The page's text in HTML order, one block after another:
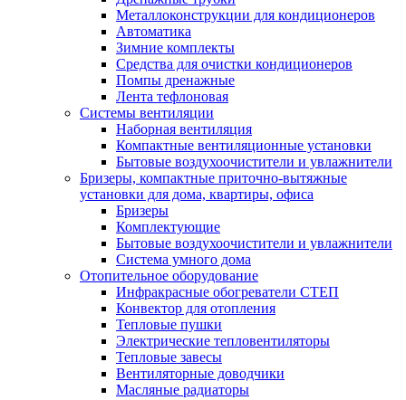
Металлоконструкции для кондиционеров
Автоматика
Зимние комплекты
Средства для очистки кондиционеров
Помпы дренажные
Лента тефлоновая
Системы вентиляции
Наборная вентиляция
Компактные вентиляционные установки
Бытовые воздухоочистители и увлажнители
Бризеры, компактные приточно-вытяжные
установки для дома, квартиры, офиса
Бризеры
Комплектующие
Бытовые воздухоочистители и увлажнители
Система умного дома
Отопительное оборудование
Инфракрасные обогреватели СТЕП
Конвектор для отопления
Тепловые пушки
Электрические тепловентиляторы
Тепловые завесы
Вентиляторные доводчики
Масляные радиаторы